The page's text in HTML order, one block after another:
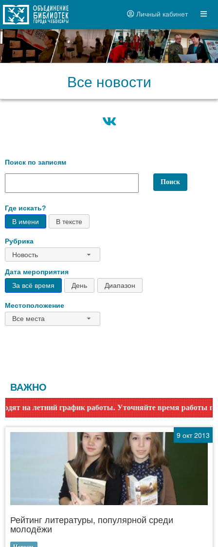
Личный кабинет
Все новости
Поиск по записям
Где искать?
В имени
В тексте
Рубрика
Новость
Дата мероприятия
За всё время
День Диапазон
Местоположение
Все места
ВАЖНО
Уточняйте время работы по номеру телефона или
9 окт 2013
Рейтинг литературы, популярной среди
молодёжи